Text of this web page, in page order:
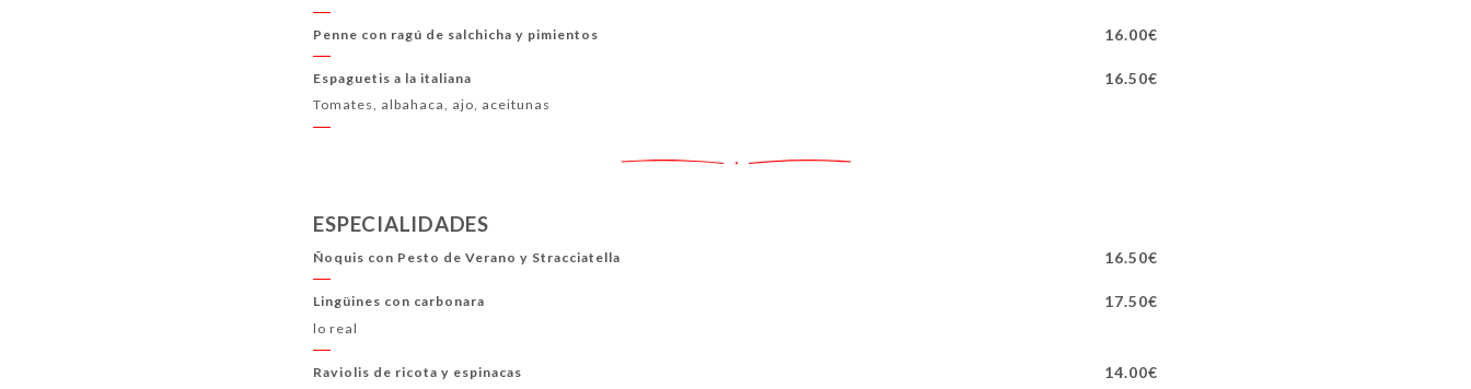
Penne con ragú de salchicha y pimientos 16.00€
Espaguetis a la italiana 16.50€
Tomates, albahaca, ajo, aceitunas
ESPECIALIDADES
Ñoquis con Pesto de Verano y Stracciatella 16.50€
Lingüines con carbonara 17.50€
lo real
Raviolis de ricota y espinacas 14.00€